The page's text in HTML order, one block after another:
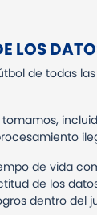
LOS
de todas
de vida
de los
dentro del